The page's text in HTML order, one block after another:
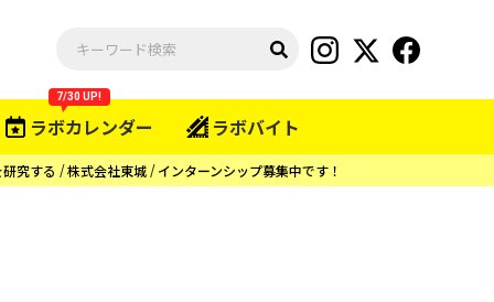
ラボカレンダー
7/30 UP!
ラボバイト
究する 株式会社東城 インターンシップ募集中です！